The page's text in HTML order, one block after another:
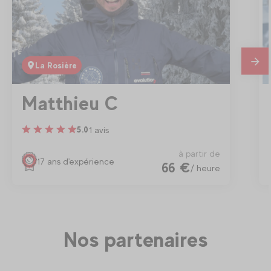
La Rosière
Matthieu C
5.01 avis
17 ans d'expérience
à partir de
66 €/ heure
En
Nos partenaires